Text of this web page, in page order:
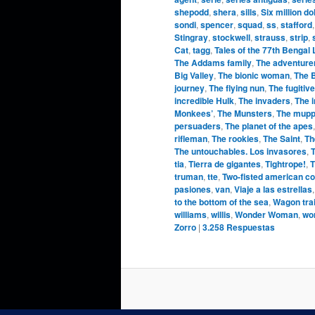
shepodd, shera, sills, Six million
sondi, spencer, squad, ss, stafford,
Stingray, stockwell, strauss, strip,
Cat, tagg, Tales of the 77th Bengal
The Addams family, The
Big Valley, The bionic woman, The
journey, The flying nun, The fugitive
incredible Hulk, The invaders, The
Monkees’, The Munsters, The
persuaders, The planet of the apes,
rifleman, The rookies, The Saint,
The untouchables. Los invasores,
tia, Tierra de gigantes, Tightrope!,
truman, tte, Two-fisted american
pasiones, van, Viaje a las estrellas,
to the bottom of the sea, Wagon
williams, willis, Wonder Woman,
Zorro | 3.258 Respuestas